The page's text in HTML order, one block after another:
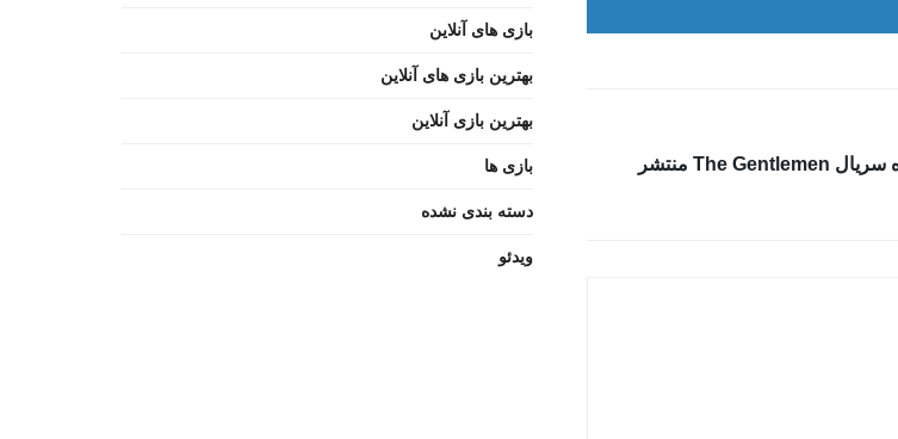
پوسترهای تازه سریال The Gentlemen منتشر
بازی های آنلاین
بهترین بازی های آنلاین
بهترین بازی آنلاین
بازی ها
دسته بندی نشده
ویدئو